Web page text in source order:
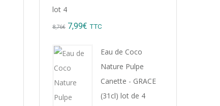
lot 4
8,76€ Original
was:
7,99€ Current
TTC
Eau de Coco
Nature Pulpe
Canette - GRACE
(31cl) lot de 4